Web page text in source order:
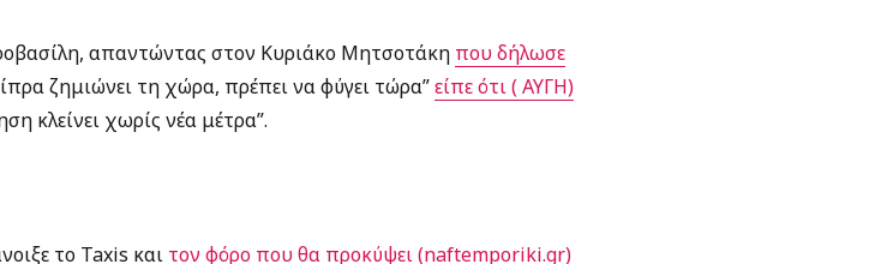
απαντώντας στον Κυριάκο Μητσοτάκη που δήλωσε
ζημιώνει τη χώρα, πρέπει να φύγει τώρα”είπε ότι ( ΑΥΓΗ)
κλείνει χωρίς νέα μέτρα”.
το Taxis και τον φόρο που θα προκύψει (naftemporiki.gr)